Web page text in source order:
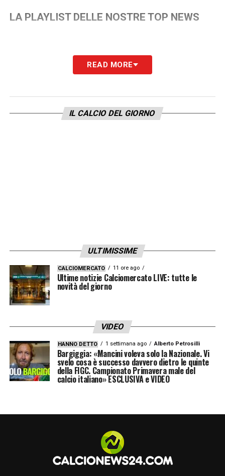
LA PLAYLIST DELLE NOSTRE TOP NEWS
READ MORE
IL CALCIO DEL GIORNO
ULTIMISSIME
CALCIOMERCATO 11 ore ago
Ultime notizie Calciomercato LIVE: tutte le
novità del giorno
VIDEO
HANNO DETTO 1 settimana ago Alberto Petrosilli
Bargiggia: «Mancini voleva solo la Nazionale. Vi
svelo cosa è successo davvero dietro le quinte
della FIGC. Campionato Primavera male del
calcio italiano» ESCLUSIVA e VIDEO